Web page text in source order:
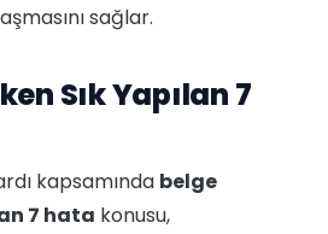
sağlar.
Sık Yapılan 7
kapsamında belge
7 hata konusu,